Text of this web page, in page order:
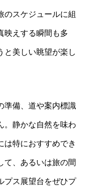
のスケジュールに組
映えする瞬間も多
と美しい眺望が楽し
準備、道や案内標識
。静かな自然を味わ
は特におすすめでき
て、あるいは旅の間
プス展望台をぜひプ